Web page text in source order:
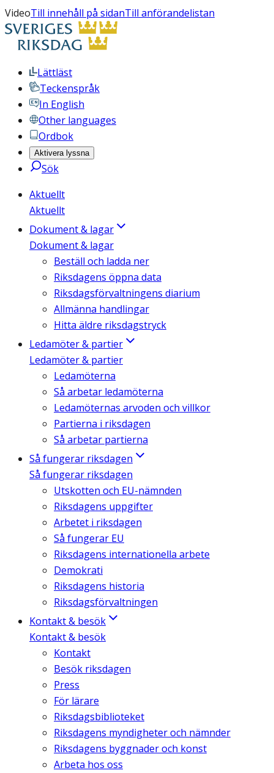
VideoTill innehåll på sidanTill anförandelistan
Lättläst
Teckenspråk
In English
Other languages
Ordbok
Aktivera lyssna
Sök
Aktuellt
Aktuellt
Dokument & lagar
Dokument & lagar
Beställ och ladda ner
Riksdagens öppna data
Riksdagsförvaltningens diarium
Allmänna handlingar
Hitta äldre riksdagstryck
Ledamöter & partier
Ledamöter & partier
Ledamöterna
Så arbetar ledamöterna
Ledamöternas arvoden och villkor
Partierna i riksdagen
Så arbetar partierna
Så fungerar riksdagen
Så fungerar riksdagen
Utskotten och EU-nämnden
Riksdagens uppgifter
Arbetet i riksdagen
Så fungerar EU
Riksdagens internationella arbete
Demokrati
Riksdagens historia
Riksdagsförvaltningen
Kontakt & besök
Kontakt & besök
Kontakt
Besök riksdagen
Press
För lärare
Riksdagsbiblioteket
Riksdagens myndigheter och nämnder
Riksdagens byggnader och konst
Arbeta hos oss